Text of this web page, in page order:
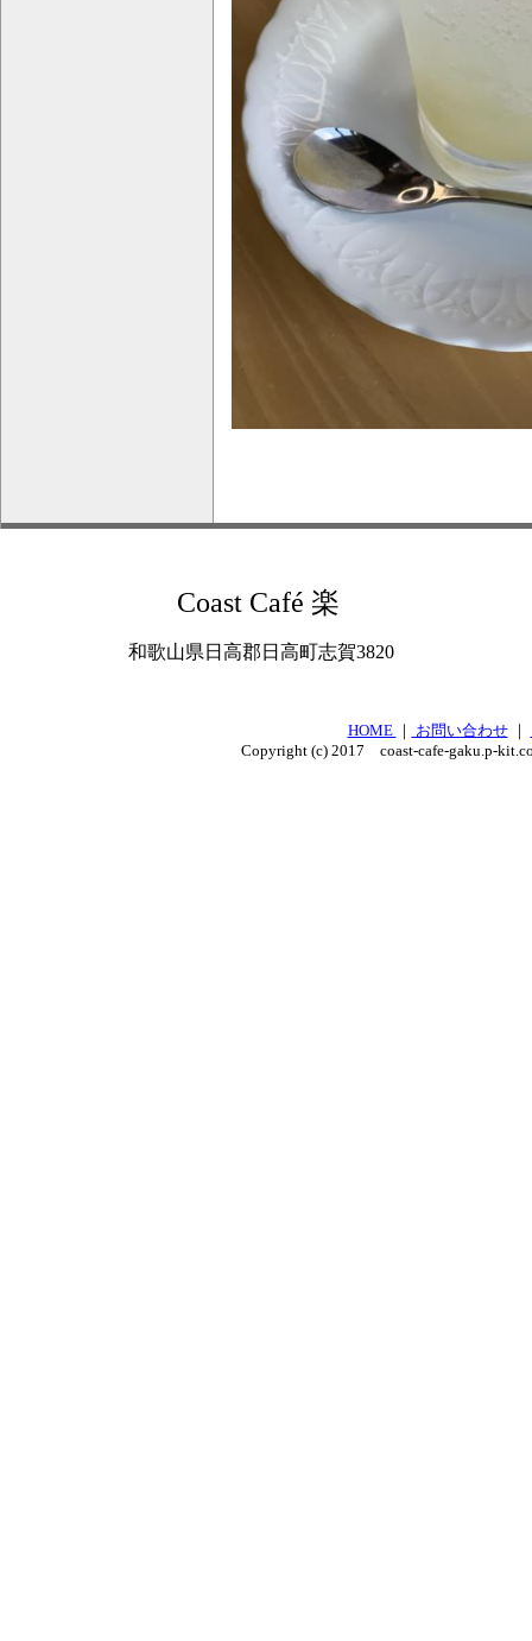
Coast Café 楽
和歌山県日高郡日高町志賀3820
HOME ｜ お問い合わせ｜
Copyright (c) 2017 coast-cafe-gaku.p-